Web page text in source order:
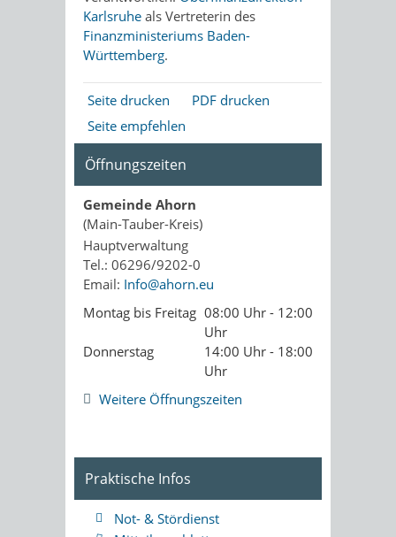
Karlsruhe als Vertreterin des
Finanzministeriums Baden-
Württemberg.
Seite drucken
PDF drucken
Seite empfehlen
Öffnungszeiten
Gemeinde Ahorn
(Main-Tauber-Kreis)
Hauptverwaltung
Tel.: 06296/9202-0
Email: Info@ahorn.eu
Montag bis Freitag 08:00 Uhr - 12:00
Uhr
Donnerstag
14:00 Uhr - 18:00
Uhr
Weitere Öffnungszeiten
Praktische Infos
Not- & Stördienst